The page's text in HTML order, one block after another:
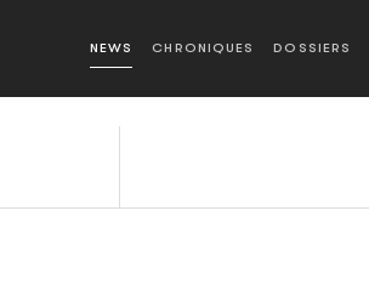
NEWS CHRONIQUES DOSSIERS